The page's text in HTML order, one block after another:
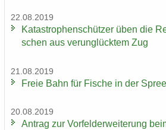
22.08.2019
Ka­ta­stro­phen­schüt­zer üben die
schen aus ver­un­glück­tem Zug
21.08.2019
Freie Bahn für Fi­sche in der Spree
20.08.2019
An­trag zur Vor­fel­d­er­wei­te­rung